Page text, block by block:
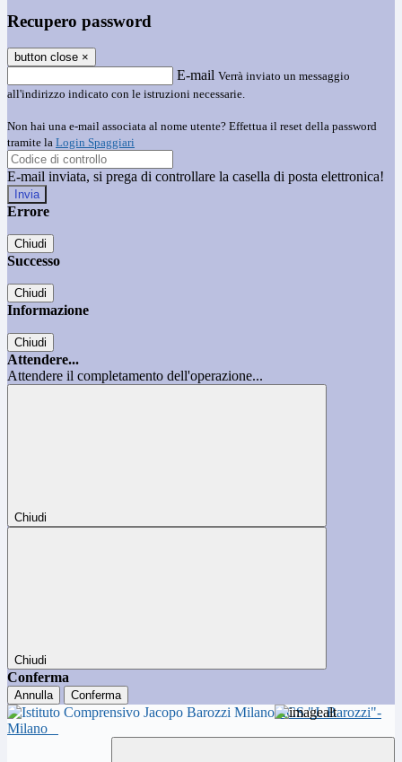
Recupero password
button close ×
E-mail Verrà inviato un messaggio
all'indirizzo indicato con le istruzioni necessarie.
Non hai una e-mail associata al nome utente? Effettua il reset della password
tramite la Login Spaggiari
E-mail inviata, si prega di controllare la casella di posta elettronica!
Errore
Chiudi
Successo
Chiudi
Informazione
Chiudi
Attendere...
Attendere il completamento dell'operazione...
Chiudi
Chiudi
Conferma
Annulla Conferma
ICS "J. Barozzi"-
Milano